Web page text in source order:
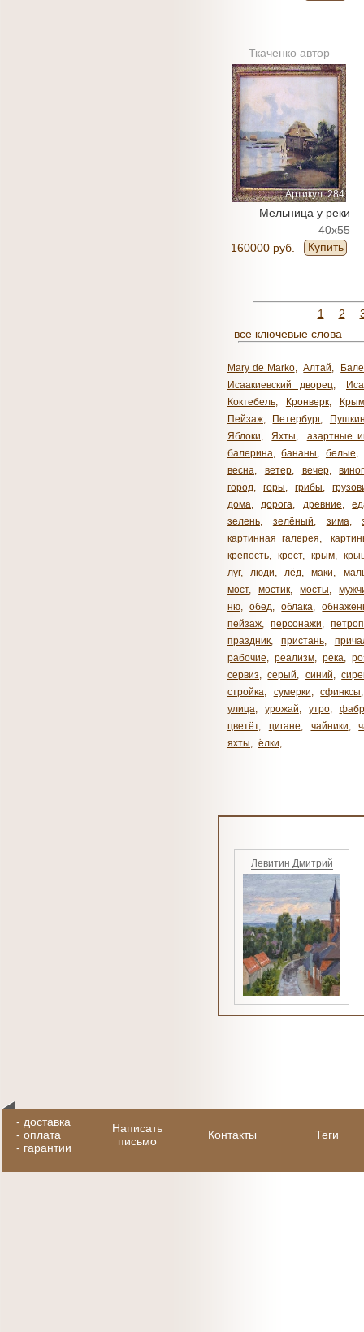
Ткаченко автор
Артикул: 284
Мельница у реки
40x55
160000 руб.
Купить
1 2
все ключевые слова
Mary de Marko, Алтай,
Исаакиевский дворец,
Коктебель, Кронверк,
Крым
Пейзаж, Петербург,
Яблоки, Яхты,
азартные
балерина, бананы, белые,
весна, ветер, вечер,
город, горы, грибы,
дома, дорога, древние,
зелень, зелёный, зима,
картинная галерея,
крепость, крест, крым,
луг, люди, лёд, маки,
мост, мостик, мосты,
ню, обед, облака,
пейзаж, персонажи,
праздник, пристань,
рабочие, реализм, река,
сервиз, серый, синий,
стройка, сумерки, сфинксы
улица, урожай, утро,
цветёт, цигане, чайники,
яхты, ёлки,
Левитин Дмитрий
- доставка
- оплата
- гарантии
Написать
письмо
Контакты Теги